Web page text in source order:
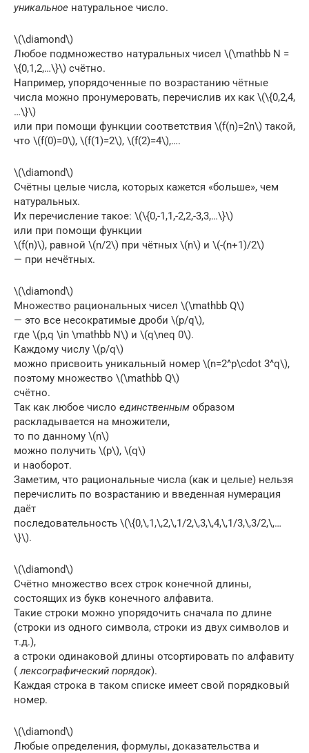
уникальное натуральное число.
\(\diamond\)
Любое подмножество натуральных чисел \(\mathbb N =
\{0,1,2,…\}\) счётно.
Например, упорядоченные по возрастанию чётные
числа можно пронумеровать, перечислив их как \(\{0,2,4,
…\}\)
или при помощи функции соответствия \(f(n)=2n\) такой,
что \(f(0)=0\), \(f(1)=2\), \(f(2)=4\),….
\(\diamond\)
Счётны целые числа, которых кажется «больше», чем
натуральных.
Их перечисление такое: \(\{0,-1,1,-2,2,-3,3,…\}\)
или при помощи функции
\(f(n)\), равной \(n/2\) при чётных \(n\) и \(-(n+1)/2\)
— при нечётных.
\(\diamond\)
Множество рациональных чисел \(\mathbb Q\)
— это все несократимые дроби \(p/q\),
где \(p,q \in \mathbb N\) и \(q\neq 0\).
Каждому числу \(p/q\)
можно присвоить уникальный номер \(n=2^p\cdot 3^q\),
поэтому множество \(\mathbb Q\)
счётно.
Так как любое число единственным образом
раскладывается на множители,
то по данному \(n\)
можно получить \(p\), \(q\)
и наоборот.
Заметим, что рациональные числа (как и целые) нельзя
перечислить по возрастанию и введенная нумерация
даёт
последовательность \(\{0,\,1,\,2,\,1/2,\,3,\,4,\,1/3,\,3/2,\,…
\}\).
\(\diamond\)
Счётно множество всех строк конечной длины,
состоящих из букв конечного алфавита.
Такие строки можно упорядочить сначала по длине
(строки из одного символа, строки из двух символов и
т.д.),
а строки одинаковой длины отсортировать по алфавиту
( лексографический порядок).
Каждая строка в таком списке имеет свой порядковый
номер.
\(\diamond\)
Любые определения, формулы, доказательства и